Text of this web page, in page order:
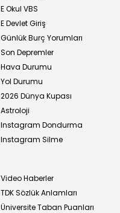
E Okul VBS
E Devlet Giriş
Günlük Burç Yorumları
Son Depremler
Hava Durumu
Yol Durumu
2026 Dünya Kupası
Astroloji
Instagram Dondurma
Instagram Silme
Video Haberler
TDK Sözlük Anlamları
Üniversite Taban Puanları